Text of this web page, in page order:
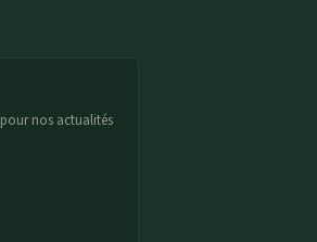
pour nos actualités